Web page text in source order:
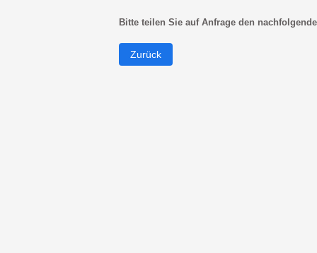
Bitte teilen Sie auf Anfrage den
Zurück